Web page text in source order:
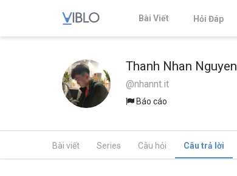
Bài Viết Hỏi Đáp
Thanh Nhan Nguyen
@nhannt.it
Báo cáo
Bài viết Series Câu hỏi Câu trả lời